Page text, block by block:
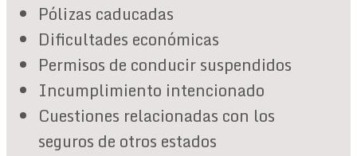
Pólizas caducadas
Dificultades económicas
Permisos de conducir suspendidos
Incumplimiento intencionado
Cuestiones relacionadas con los
seguros de otros estados